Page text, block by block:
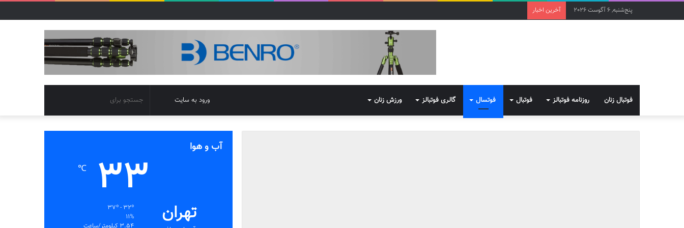
پنج‌شنبه, 6 آگوست 2026 آخرین اخبار
فوتبال زنان روزنامه فوتبالز فوتبال فوتسال گالری فوتبالز ورزش زنان
برای
تغییر
پوسته
ورود به سایت
آب و هوا
تهران
33
℃
11%
3.54 کیلومتر/ساعت